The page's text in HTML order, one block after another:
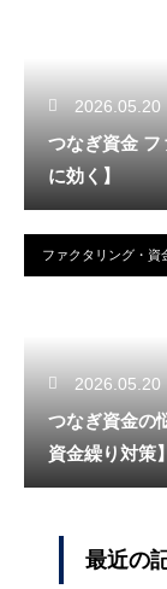
2026.05.20
つなぎ資金
に効く】
ファクタリング・資
2026.05.20
つなぎ資金の
資金繰り対策】
最近の